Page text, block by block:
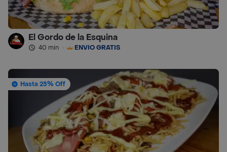
El Gordo de la Esquina
40 min · ENVÍO GRATIS
Hasta 25% Off